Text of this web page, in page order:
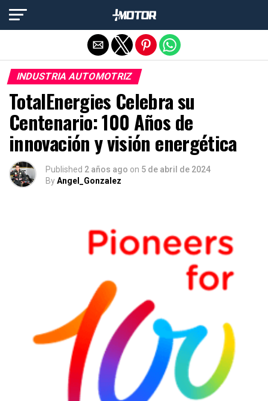
INDUSTRIA AUTOMOTRIZ
TotalEnergies Celebra su
Centenario: 100 Años de
innovación y visión energética
Published 2 años ago on 5 de abril de 2024
ByAngel_Gonzalez
Salir de la versión móvil